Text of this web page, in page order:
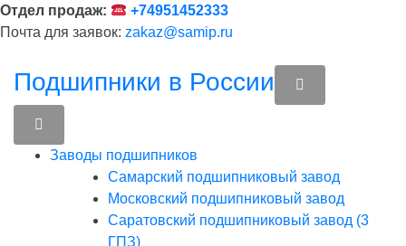
Перейти
к
Отдел продаж:
+74951452333
Почта для заявок: zakaz@samip.ru
Подшипники в России
Заводы подшипников
Cамарский подшипниковый завод
Московский подшипниковый завод
Саратовский подшипниковый завод (3
ГПЗ)